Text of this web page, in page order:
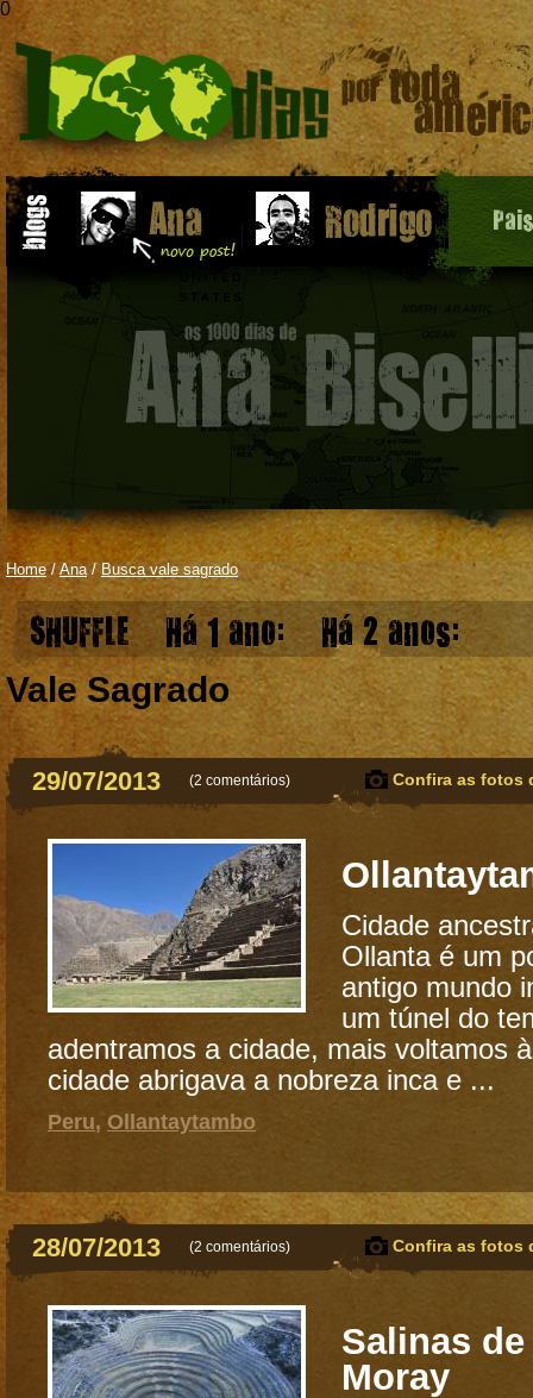
0
Home/ Ana/ Busca vale sagrado
SHUFFLE Há 1 ano: Há 2 anos:
Vale Sagrado
29/07/2013 (2 comentários) Confira as fotos
Cidade
Ollanta é um
antigo mundo
um túnel do
adentramos a cidade, mais voltamos
cidade abrigava a nobreza inca e ...
Peru, Ollantaytambo
28/07/2013 (2 comentários) Confira as fotos
Salinas de
Moray